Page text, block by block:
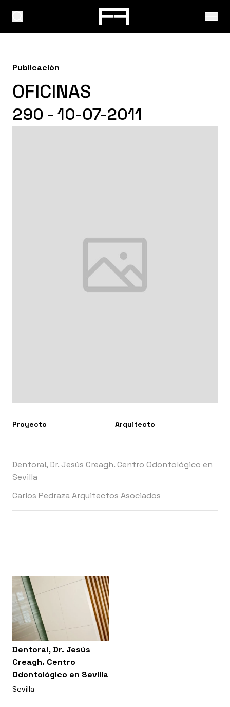
Publicación
OFICINAS
290 - 10-07-2011
Proyecto Arquitecto
Dentoral, Dr. Jesús Creagh. Centro Odontológico en
Sevilla
Carlos Pedraza Arquitectos Asociados
Dentoral, Dr. Jesús
Creagh. Centro
Odontológico en Sevilla
Sevilla